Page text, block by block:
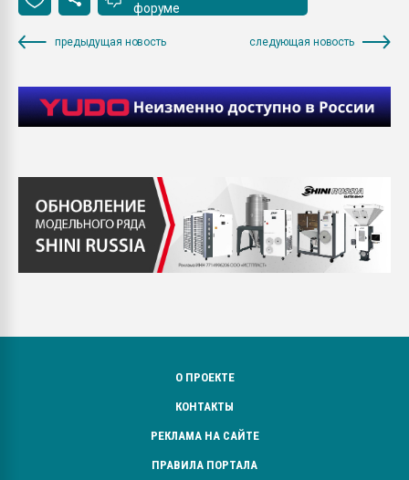
форуме
предыдущая новость следующая новость
О ПРОЕКТЕ
КОНТАКТЫ
РЕКЛАМА НА САЙТЕ
ПРАВИЛА ПОРТАЛА